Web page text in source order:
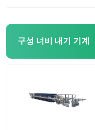
구성 너비 내기 기계